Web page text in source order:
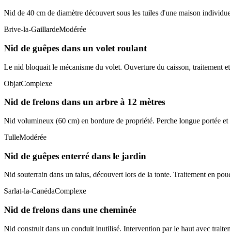
Nid de 40 cm de diamètre découvert sous les tuiles d'une maison
Brive-la-GaillardeModérée
Nid de guêpes dans un volet roulant
Le nid bloquait le mécanisme du volet. Ouverture du caisson, traitement
ObjatComplexe
Nid de frelons dans un arbre à 12 mètres
Nid volumineux (60 cm) en bordure de propriété. Perche longue portée
TulleModérée
Nid de guêpes enterré dans le jardin
Nid souterrain dans un talus, découvert lors de la tonte. Traitement en
Sarlat-la-CanédaComplexe
Nid de frelons dans une cheminée
Nid construit dans un conduit inutilisé. Intervention par le haut avec